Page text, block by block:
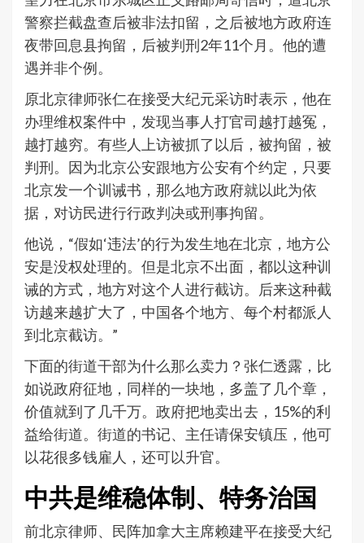
警察拦截盘查后被非法扣留，之后被地方政府连
夜带回息县拘留，后被判刑2年11个月。他的遭
遇并非个例。
原北京律师张仁在接受大纪元采访时表示，他在
办理维权案件中，发现当事人打官司越打越冤，
越打越穷。有些人上访被抓了以后，被拘留，被
判刑。因为北京公安跟地方公安有个约定，只要
北京发一个训诫书，那么地方政府就以此为依
据，对访民进行行政判决或刑事拘留。
他说，“假如‘违法’的行为发生地在北京，地方公
安是没权处理的。但是北京不出面，都以这种训
诫的方式，地方对这个人进行截访。后来这种截
访越来越扩大了，中国各个地方、每个村都派人
到北京截访。”
下面的街道干部为什么那么卖力？张仁透露，比
如说政府征地，同样的一块地，多盖了几个章，
价值就到了几千万。政府把地卖出去，15%的利
益给街道。街道的书记、主任请保安镇压，他可
以花很多钱雇人，还可以升官。
中共是维稳体制、特务治国
前北京律师、民阵加拿大主席赖建平在接受大纪